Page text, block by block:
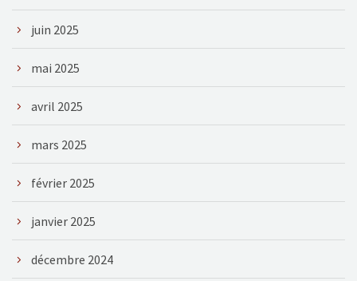
juin 2025
mai 2025
avril 2025
mars 2025
février 2025
janvier 2025
décembre 2024